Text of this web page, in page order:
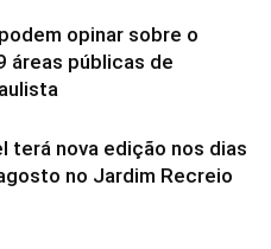
opinar sobre o
áreas públicas de
terá nova edição nos dias
no Jardim Recreio